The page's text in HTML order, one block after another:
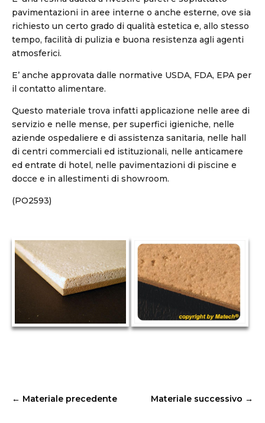
pavimentazioni in aree interne o anche esterne, ove sia
richiesto un certo grado di qualità estetica e, allo stesso
tempo, facilità di pulizia e buona resistenza agli agenti
atmosferici.
E’ anche approvata dalle normative USDA, FDA, EPA per
il contatto alimentare.
Questo materiale trova infatti applicazione nelle aree di
servizio e nelle mense, per superfici igieniche, nelle
aziende ospedaliere e di assistenza sanitaria, nelle hall
di centri commerciali ed istituzionali, nelle anticamere
ed entrate di hotel, nelle pavimentazioni di piscine e
docce e in allestimenti di showroom.
(PO2593)
← Materiale precedente Materiale successivo →